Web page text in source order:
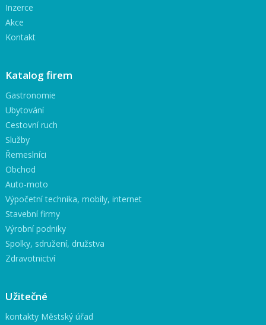
Inzerce
Akce
Kontakt
Katalog firem
Gastronomie
Ubytování
Cestovní ruch
Služby
Řemeslníci
Obchod
Auto-moto
Výpočetní technika, mobily, internet
Stavební firmy
Výrobní podniky
Spolky, sdružení, družstva
Zdravotnictví
Užitečné
kontakty Městský úřad